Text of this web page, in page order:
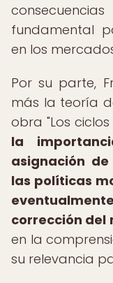
fundamental
en los
Por su parte,
más la teoría
obra "Los
la
asignación
las políticas
corrección del
en la
su relevancia